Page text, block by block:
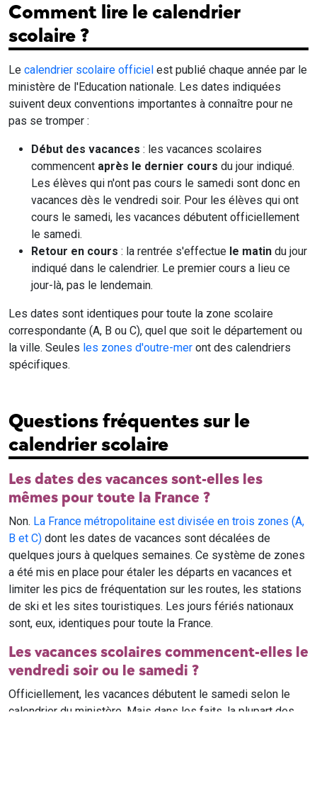
Comment lire le calendrier
scolaire ?
Le calendrier scolaire officiel est publié chaque année par le
ministère de l'Education nationale. Les dates indiquées
suivent deux conventions importantes à connaître pour ne
pas se tromper :
Début des vacances : les vacances scolaires
commencent après le dernier cours du jour indiqué.
Les élèves qui n'ont pas cours le samedi sont donc en
vacances dès le vendredi soir. Pour les élèves qui ont
cours le samedi, les vacances débutent officiellement
le samedi.
Retour en cours : la rentrée s'effectue le matin du jour
indiqué dans le calendrier. Le premier cours a lieu ce
jour-là, pas le lendemain.
Les dates sont identiques pour toute la zone scolaire
correspondante (A, B ou C), quel que soit le département ou
la ville. Seules les zones d'outre-mer ont des calendriers
spécifiques.
Questions fréquentes sur le
calendrier scolaire
Les dates des vacances sont-elles les
mêmes pour toute la France ?
Non. La France métropolitaine est divisée en trois zones (A,
B et C) dont les dates de vacances sont décalées de
quelques jours à quelques semaines. Ce système de zones
a été mis en place pour étaler les départs en vacances et
limiter les pics de fréquentation sur les routes, les stations
de ski et les sites touristiques. Les jours fériés nationaux
sont, eux, identiques pour toute la France.
Les vacances scolaires commencent-elles le
vendredi soir ou le samedi ?
Officiellement, les vacances débutent le samedi selon le
calendrier du ministère. Mais dans les faits, la plupart des